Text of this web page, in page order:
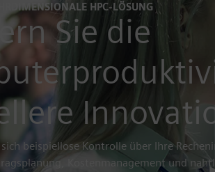
HPC-LÖSUNG
Sie die
sich beispiellose Kontrolle über Ihre
Kostenmanagement und